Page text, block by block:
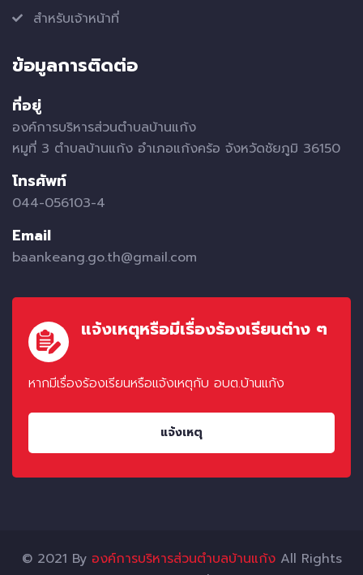
สำหรับเจ้าหน้าที่
ข้อมูลการติดต่อ
ที่อยู่
องค์การบริหารส่วนตำบลบ้านแก้ง
หมูที่ 3 ตำบลบ้านแก้ง อำเภอแก้งคร้อ จังหวัดชัยภูมิ 36150
โทรศัพท์
044-056103-4
Email
baankeang.go.th@gmail.com
แจ้งเหตุหรือมีเรื่องร้องเรียนต่าง ๆ
หากมีเรื่องร้องเรียนหรือแจ้งเหตุกับ อบต.บ้านแก้ง
แจ้งเหตุ
© 2021 By องค์การบริหารส่วนตำบลบ้านแก้งAll Rights